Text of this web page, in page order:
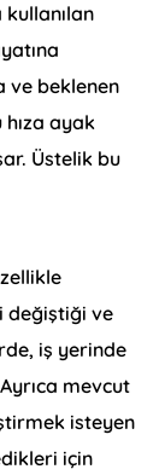
kullanılan
ve beklenen
ayak
Üstelik bu
değiştiği ve
iş yerinde
mevcut
isteyen
için